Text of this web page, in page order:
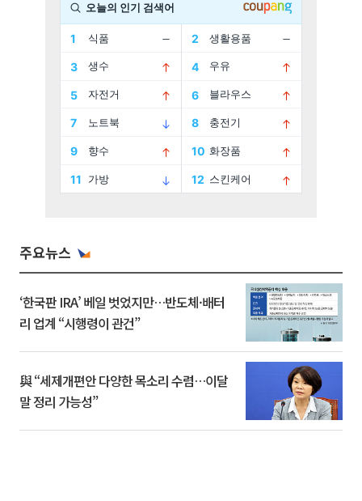
주요뉴스
‘한국판 IRA’ 베일 벗었지만…반도체·배터
리 업계 “시행령이 관건”
與 “세제개편안 다양한 목소리 수렴…이달
말 정리 가능성”